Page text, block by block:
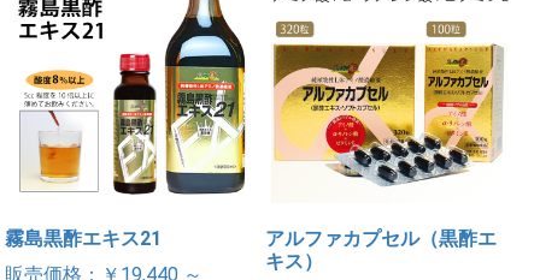
霧島黒酢エキス21
販売価格：￥19,440 ～
アルファカプセル（黒酢エ
キス）